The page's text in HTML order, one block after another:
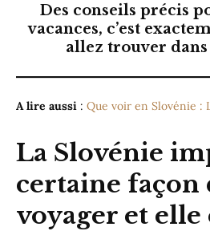
Des conseils précis
vacances, c’est
allez trouver
A lire aussi : Que voir en Slovénie :
La Slovénie
certaine façon
voyager et elle